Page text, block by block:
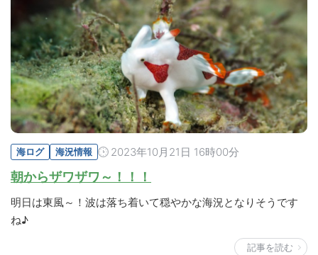
海ログ 海況情報 2023年10月21日 16時00分
朝からザワザワ～！！！
明日は東風～！波は落ち着いて穏やかな海況となりそうです
ね♪
記事を読む